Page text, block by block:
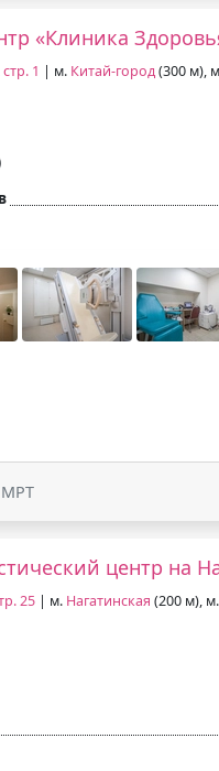
«Клиника
1 | м. Китай-город(300 м),
МРТ
центр на
25 | м. Нагатинская (200 м), м.